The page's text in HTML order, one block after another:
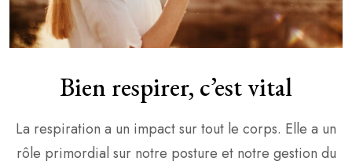
Bien respirer, c’est vital
La respiration a un impact sur tout le corps. Elle a un
rôle primordial sur notre posture et notre gestion du